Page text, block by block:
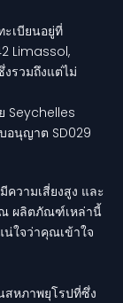
เบียนอยู่ที่
Limassol,
รวมถึงแต่ไม่
Seychelles
อนุญาต SD029
วามเสี่ยงสูง และ
ณ ผลิตภัณฑ์เหล่านี้
ใจว่าคุณเข้าใจ
สหภาพยุโรปที่ซึ่ง